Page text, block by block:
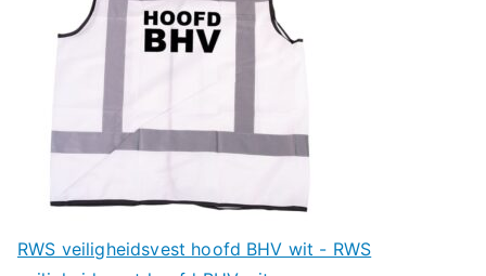
RWS veiligheidsvest hoofd BHV wit - RWS